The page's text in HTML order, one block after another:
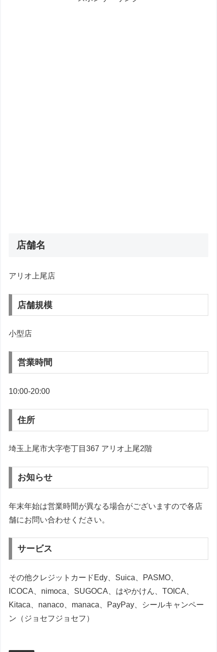
店舗名
アリオ上尾店
店舗規模
小型店
営業時間
10:00-20:00
住所
埼玉上尾市大字壱丁目367 アリオ上尾2階
お知らせ
年末年始は営業時間が異なる場合がございますので各店
舗にお問い合わせください。
サービス
その他クレジットカードEdy、Suica、PASMO、
ICOCA、nimoca、SUGOCA、はやかけん、TOICA、
Kitaca、nanaco、manaca、PayPay、シールキャンペー
ン（ジョセフジョセフ）